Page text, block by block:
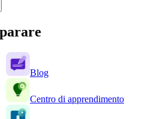
Blog
Centro di apprendimento